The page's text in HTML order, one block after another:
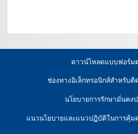
ดาวน์โหลดแบบฟอร์ม
ช่องทางอิเล็กทรอนิกส์สำหรับ
นโยบายการรักษามั่นคง
แนวนโยบายและแนวปฏิบัติในการคุ้ม